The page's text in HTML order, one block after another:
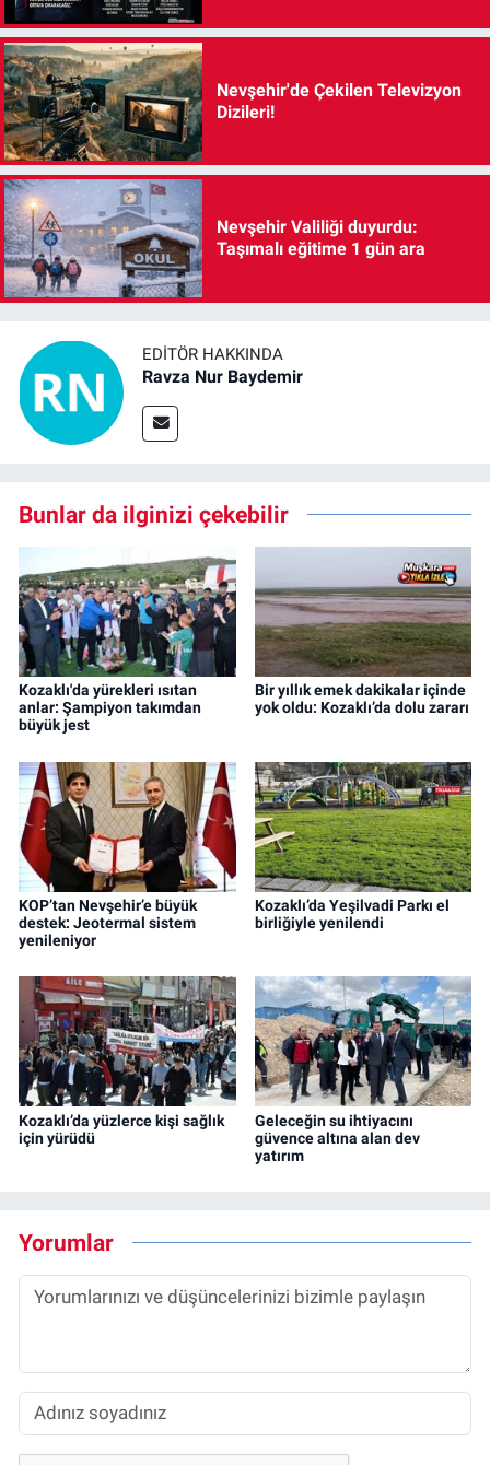
Nevşehir'de Çekilen Televizyon
Dizileri!
Nevşehir Valiliği duyurdu:
Taşımalı eğitime 1 gün ara
EDITÖR HAKKINDA
Ravza Nur Baydemir
Bunlar da ilginizi çekebilir
Kozaklı'da yürekleri ısıtan
anlar: Şampiyon takımdan
büyük jest
Bir yıllık emek dakikalar içinde
yok oldu: Kozaklı’da dolu zararı
KOP’tan Nevşehir’e büyük
destek: Jeotermal sistem
yenileniyor
Kozaklı’da Yeşilvadi Parkı el
birliğiyle yenilendi
Kozaklı’da yüzlerce kişi sağlık
için yürüdü
Geleceğin su ihtiyacını
güvence altına alan dev
yatırım
Yorumlar